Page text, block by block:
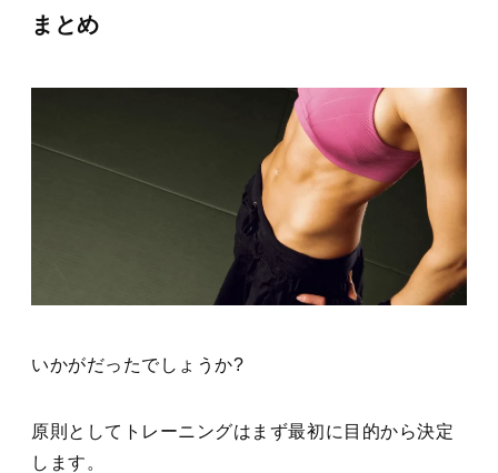
まとめ
いかがだったでしょうか?
原則としてトレーニングはまず最初に目的から決定
します。